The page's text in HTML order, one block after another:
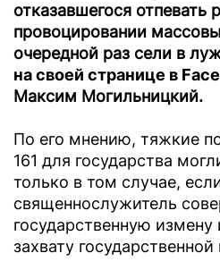
отказавшегося отпевать
провоцировании
очередной раз сели в
на своей странице в
Максим Могильницкий.
По его мнению, тяжкие
161 для государства
только в том случае,
священнослужитель
государственную
захвату государственной